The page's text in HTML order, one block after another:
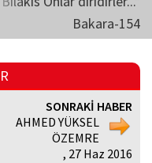
Bakara-154
SONRAKİ HABER
AHMED YÜKSEL
ÖZEMRE
, 27 Haz 2016